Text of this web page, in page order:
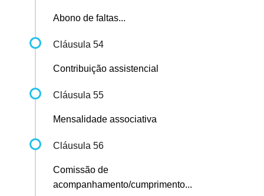
Abono de faltas...
Cláusula 54
Contribuição assistencial
Cláusula 55
Mensalidade associativa
Cláusula 56
Comissão de
acompanhamento/cumprimento...